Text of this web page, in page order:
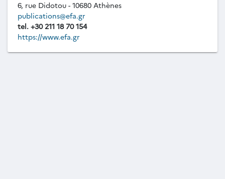
6, rue Didotou - 10680 Athènes
publications@efa.gr
tel. +30 211 18 70 154
https://www.efa.gr